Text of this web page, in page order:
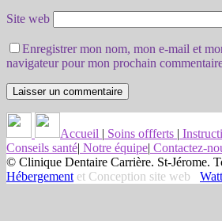
Site web
Enregistrer mon nom, mon e-mail et
navigateur pour mon prochain
Accueil | Soins offferts |
Conseils santé| Notre équipe| Contactez-
© Clinique Dentaire Carrière. St-Jérome.
Hébergement et Conception site web